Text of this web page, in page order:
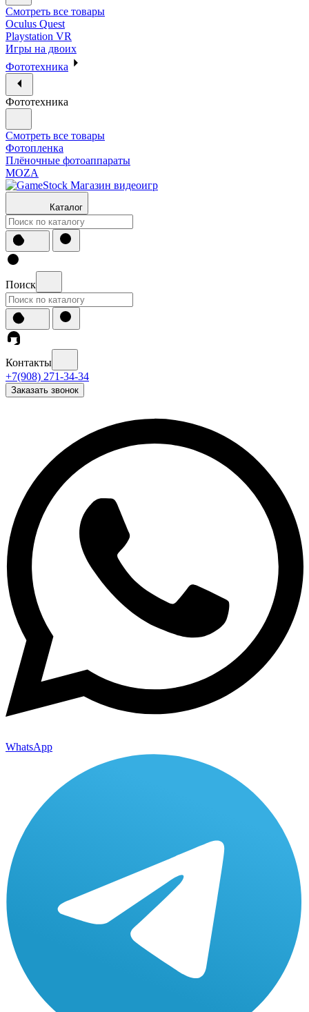
Смотреть все товары
Oculus Quest
Playstation VR
Игры на двоих
Фототехника
Фототехника
Смотреть все товары
Фотопленка
Плёночные фотоаппараты
MOZA
Каталог
Поиск
Контакты
+7(908) 271-34-34
Заказать звонок
WhatsApp